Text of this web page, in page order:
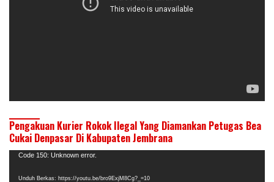
Pengakuan Kurier Rokok Ilegal Yang Diamankan Petugas Bea
Cukai Denpasar Di Kabupaten Jembrana
Pemutar
Code 150: Unknown error.
Unduh Berkas: https://youtu.be/bro9ExjM8Cg?_=10